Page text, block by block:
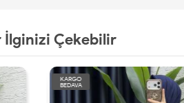
İlginizi Çekebilir
KARGO
BEDAVA